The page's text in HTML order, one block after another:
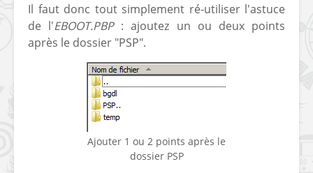
Il faut donc tout simplement ré-utiliser l'astuce
de l'EBOOT.PBP: ajoutez un ou deux points
après le dossier "PSP".
Ajouter 1 ou 2 points après le
dossier PSP
Sweeper !
[PS4] TUTO - Hacker
/ Jailbreaker sa PS4
en 6.72
[PS4] Le point sur le
fameux jailbreak pour
6.72 / 7.02
[Vita] La team CBPS
dévoile dans une
TUTO -